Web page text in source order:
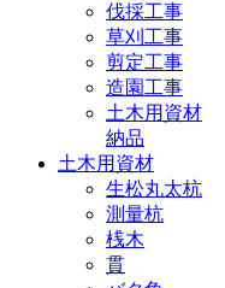
伐採工事
草刈工事
剪定工事
造園工事
土木用資材
納品
土木用資材
生松丸太杭
測量杭
桟木
貫